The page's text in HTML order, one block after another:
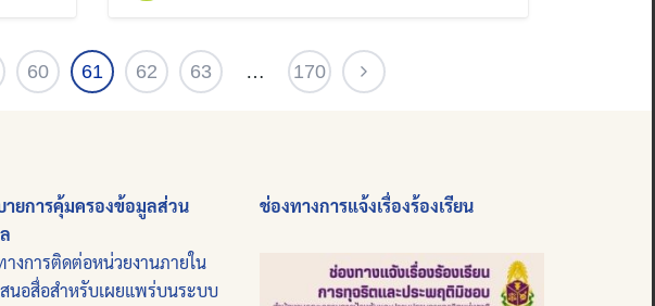
60 61 62 63 … 170
ายการคุ้มครองข้อมูลส่วน
างการติดต่อหน่วยงานภายใน
สนอสื่อสำหรับเผยแพร่บนระบบ
ช่องทางการแจ้งเรื่องร้องเรียน